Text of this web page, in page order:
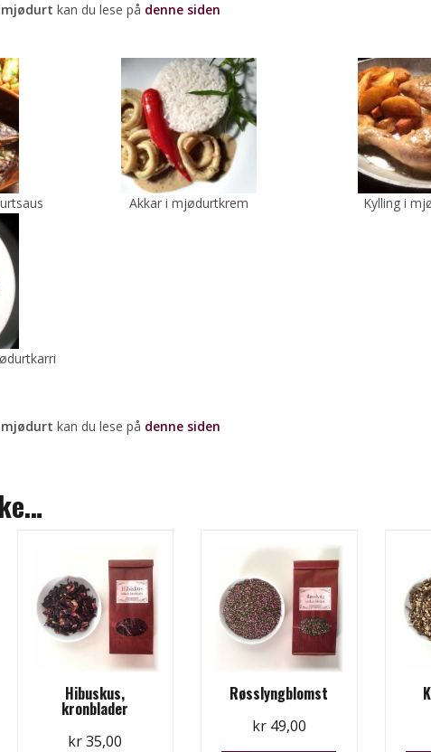
mjødurt kan du lese på denne siden
Akkar i mjødurtkrem Kylling i
mjødurt kan du lese på denne siden
Hibuskus,
kronblader
kr35,00
Røsslyngblomst
kr49,00